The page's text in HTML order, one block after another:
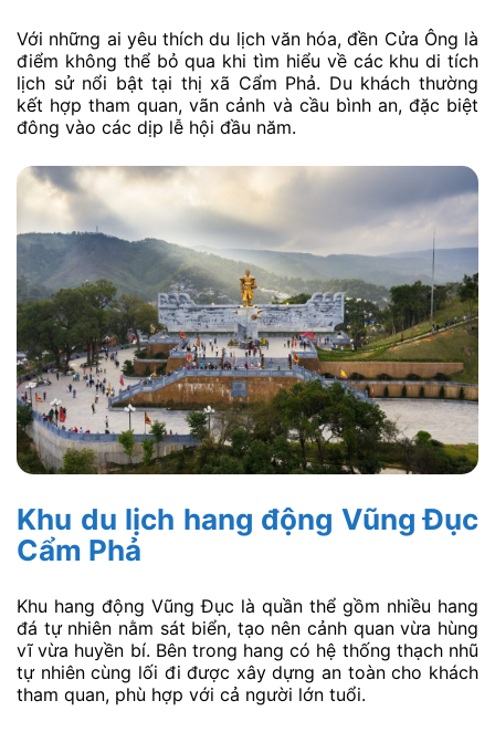
Với những ai yêu thích du lịch văn hóa, đền Cửa Ông là
điểm không thể bỏ qua khi tìm hiểu về các khu di tích
lịch sử nổi bật tại thị xã Cẩm Phả. Du khách thường
kết hợp tham quan, vãn cảnh và cầu bình an, đặc biệt
đông vào các dịp lễ hội đầu năm.
Khu du lịch hang động Vũng Đục
Cẩm Phả
Khu hang động Vũng Đục là quần thể gồm nhiều hang
đá tự nhiên nằm sát biển, tạo nên cảnh quan vừa hùng
vĩ vừa huyền bí. Bên trong hang có hệ thống thạch nhũ
tự nhiên cùng lối đi được xây dựng an toàn cho khách
tham quan, phù hợp với cả người lớn tuổi.